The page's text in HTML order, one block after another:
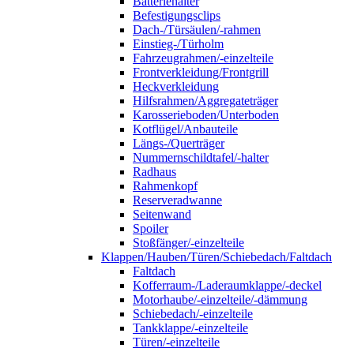
Befestigungsclips
Dach-/Türsäulen/-rahmen
Einstieg-/Türholm
Fahrzeugrahmen/-einzelteile
Frontverkleidung/Frontgrill
Heckverkleidung
Hilfsrahmen/Aggregateträger
Karosserieboden/Unterboden
Kotflügel/Anbauteile
Längs-/Querträger
Nummernschildtafel/-halter
Radhaus
Rahmenkopf
Reserveradwanne
Seitenwand
Spoiler
Stoßfänger/-einzelteile
Klappen/Hauben/Türen/Schiebedach/Faltdach
Faltdach
Kofferraum-/Laderaumklappe/-deckel
Motorhaube/-einzelteile/-dämmung
Schiebedach/-einzelteile
Tankklappe/-einzelteile
Türen/-einzelteile